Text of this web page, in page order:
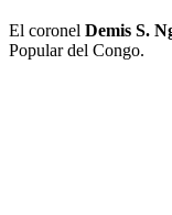
El coronel Demis S.
Popular del Congo.